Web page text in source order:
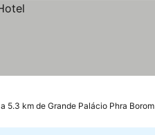
a 5.3 km de Grande Palácio Phra Borom